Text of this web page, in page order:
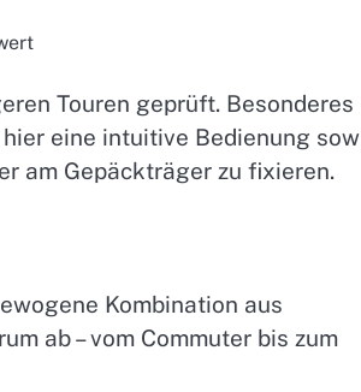
Touren geprüft. Besonderes
eine intuitive Bedienung
am Gepäckträger zu fixieren.
Kombination aus
ab – vom Commuter bis zum